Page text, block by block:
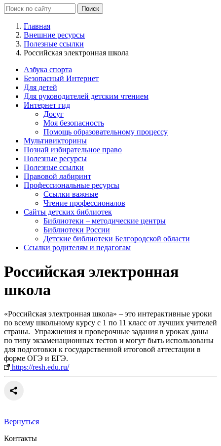
Главная
Внешние ресурсы
Полезные ссылки
Российская электронная школа
Азбука спорта
Безопасный Интернет
Для детей
Для руководителей детским чтением
Интернет гид
Досуг
Моя безопасность
Помощь образовательному процессу
Мультивикторины
Познай избирательное право
Полезные ресурсы
Полезные ссылки
Правовой лабиринт
Профессиональные ресурсы
Ссылки важные
Чтение профессионалов
Сайты детских библиотек
Библиотеки – методические центры
Библиотеки России
Детские библиотеки Белгородской области
Ссылки родителям и педагогам
Российская электронная
школа
«Российская электронная школа» – это интерактивные уроки
по всему школьному курсу с 1 по 11 класс от лучших учителей
страны. Упражнения и проверочные задания в уроках даны
по типу экзаменационных тестов и могут быть использованы
для подготовки к государственной итоговой аттестации в
форме ОГЭ и ЕГЭ.
https://resh.edu.ru/
Вернуться
Контакты